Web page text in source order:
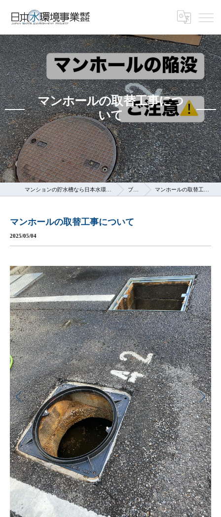
マンホールの取替工事につ
いて
マンションの貯水槽なら日本水環境事業株式会社 ブログ マンホールの取替工事について
マンホールの取替工事について
2025/05/04